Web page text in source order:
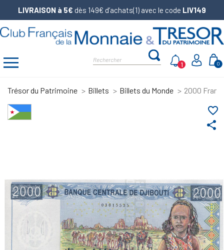
LIVRAISON à 5€ dès 149€ d’achats(1) avec le code LIV149
0
1
Trésor du Patrimoine Billets Billets du Monde 2000
share
favorite_border